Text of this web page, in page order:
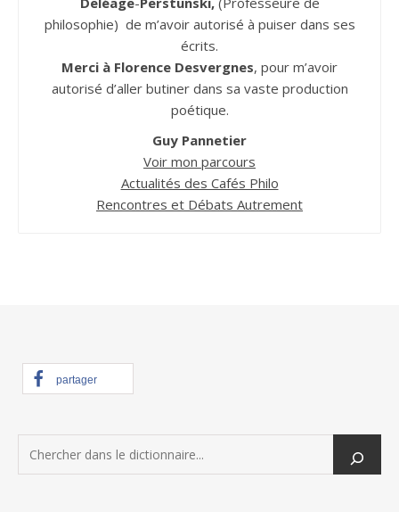
philosophie) de m’avoir autorisé à puiser dans ses
écrits.
Merci à Florence Desvergnes, pour m’avoir
autorisé d’aller butiner dans sa vaste production
poétique.
Guy Pannetier
Voir mon parcours
Actualités des Cafés Philo
Rencontres et Débats Autrement
partager